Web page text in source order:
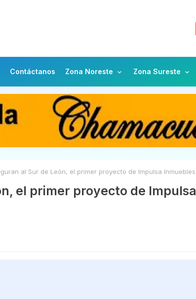
Contáctanos Zona Noreste Zona Sureste
al Sur de León, el primer proyecto de Impulsa Inmuebles
el primer proyecto de Impulsa